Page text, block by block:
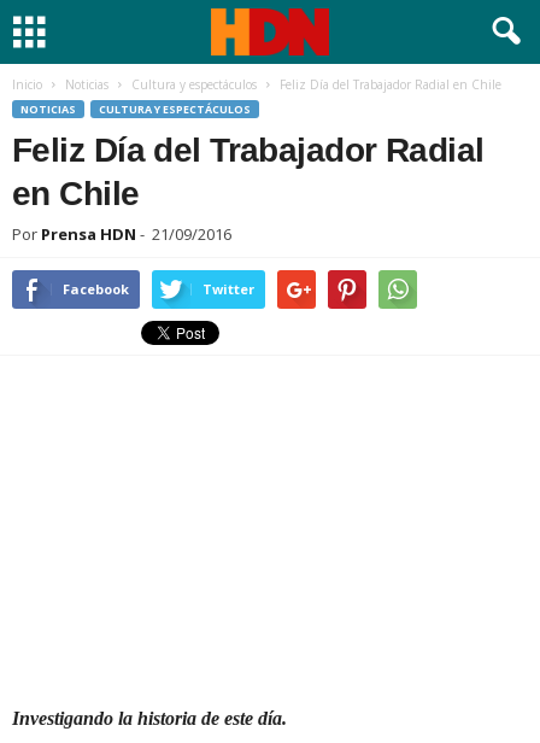
Inicio Noticias Cultura y espectáculos Feliz Día del Trabajador Radial en Chile
NOTICIAS CULTURA Y ESPECTÁCULOS
Feliz Día del Trabajador Radial
en Chile
Por Prensa HDN - 21/09/2016
Facebook Twitter
Investigando la historia de este día.